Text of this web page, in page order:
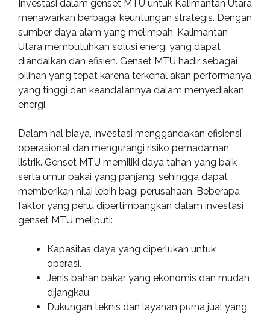
Investasi dalam genset MTU untuk Kalimantan Utara
menawarkan berbagai keuntungan strategis. Dengan
sumber daya alam yang melimpah, Kalimantan
Utara membutuhkan solusi energi yang dapat
diandalkan dan efisien. Genset MTU hadir sebagai
pilihan yang tepat karena terkenal akan performanya
yang tinggi dan keandalannya dalam menyediakan
energi.
Dalam hal biaya, investasi menggandakan efisiensi
operasional dan mengurangi risiko pemadaman
listrik. Genset MTU memiliki daya tahan yang baik
serta umur pakai yang panjang, sehingga dapat
memberikan nilai lebih bagi perusahaan. Beberapa
faktor yang perlu dipertimbangkan dalam investasi
genset MTU meliputi:
Kapasitas daya yang diperlukan untuk
operasi.
Jenis bahan bakar yang ekonomis dan mudah
dijangkau.
Dukungan teknis dan layanan purna jual yang